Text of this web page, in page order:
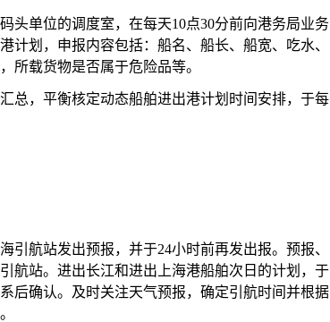
单位的调度室，在每天10点30分前向港务局业务
计划，申报内容包括：船名、船长、船宽、吃水、
所载货物是否属于危险品等。
，平衡核定动态船舶进出港计划时间安排，于每
航站发出预报，并于24小时前再发出报。预报、
航站。进出长江和进出上海港船舶次日的计划，于
后确认。及时关注天气预报，确定引航时间并根据